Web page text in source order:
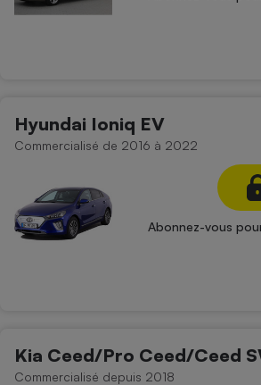
Hyundai Ioniq EV
Commercialisé de 2016 à 2022
Abonnez-vous
Kia Ceed/Pro Ceed/Ceed
Commercialisé depuis 2018